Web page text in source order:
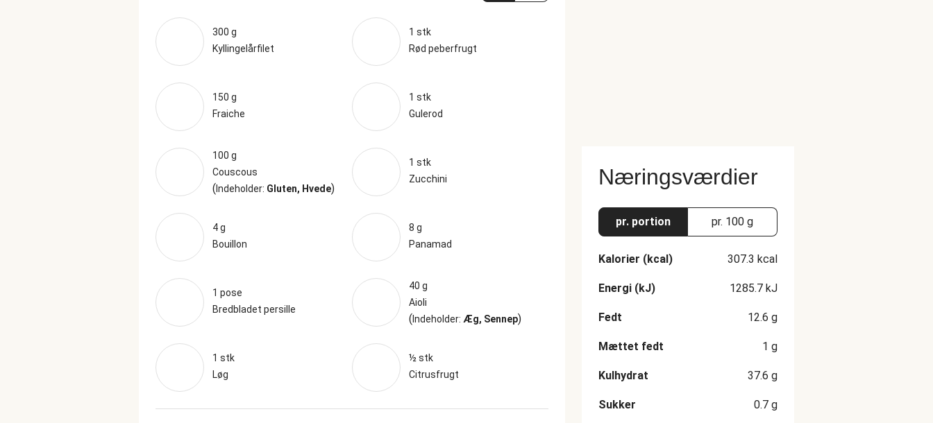
300 g
Kyllingelårfilet
1 stk
Rød peberfrugt
150 g
Fraiche
1 stk
Gulerod
100 g
Couscous
(Indeholder: Gluten, Hvede)
1 stk
Zucchini
4 g
Bouillon
8 g
Panamad
1 pose
Bredbladet persille
40 g
Aioli
(Indeholder: Æg, Sennep)
1 stk
Løg
½ stk
Citrusfrugt
Næringsværdier
pr. portion pr. 100 g
Kalorier (kcal) 307.3 kcal
Energi (kJ) 1285.7 kJ
Fedt 12.6 g
Mættet fedt 1 g
Kulhydrat 37.6 g
Sukker 0.7 g